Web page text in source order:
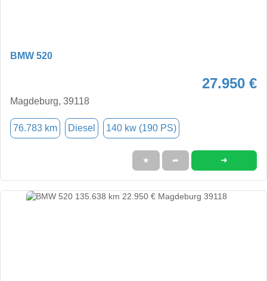
BMW 520
27.950 €
Magdeburg, 39118
76.783 km Diesel 140 kw (190 PS)
★ ➦ ➜